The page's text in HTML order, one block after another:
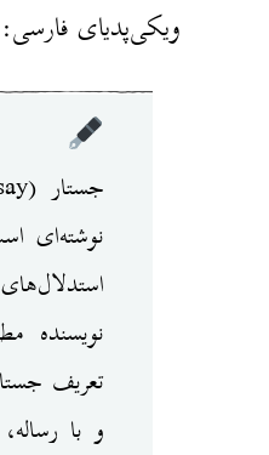
ویکی‌پدیای فارسی:
نوشته‌ای
نویسنده
تعریف
و با